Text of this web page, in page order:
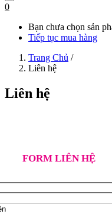
0
Bạn chưa chọn sản
Tiếp tục mua hàng
Trang Chủ /
Liên hệ
Liên hệ
FORM LIÊN HỆ